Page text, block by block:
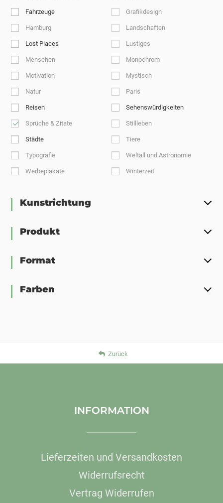
Fahrzeuge Grafikdesign
Hamburg Landschaften
Lost Places Lustiges
Menschen Monochrom
Motivation Mystisch
Natur Paris
Reisen Sehenswürdigkeiten
Sprüche & Zitate Stillleben
Städte Tiere
Typografie Weltall und Astronomie
Werbeplakate Winterzeit
Kunstrichtung
Produkt
Format
Farben
Zurück
INFORMATION
Lieferzeiten und Versandkosten
Widerrufsrecht
Vertrag Widerrufen